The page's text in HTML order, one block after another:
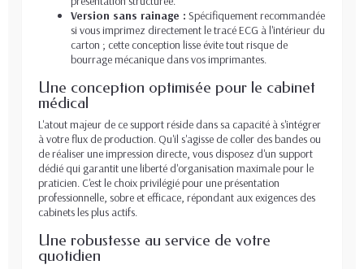
Version sans rainage : Spécifiquement recommandée
si vous imprimez directement le tracé ECG à l'intérieur du
carton ; cette conception lisse évite tout risque de
bourrage mécanique dans vos imprimantes.
Une conception optimisée pour le cabinet
médical
L'atout majeur de ce support réside dans sa capacité à s'intégrer
à votre flux de production. Qu'il s'agisse de coller des bandes ou
de réaliser une impression directe, vous disposez d'un support
dédié qui garantit une liberté d'organisation maximale pour le
praticien. C'est le choix privilégié pour une présentation
professionnelle, sobre et efficace, répondant aux exigences des
cabinets les plus actifs.
Une robustesse au service de votre
quotidien